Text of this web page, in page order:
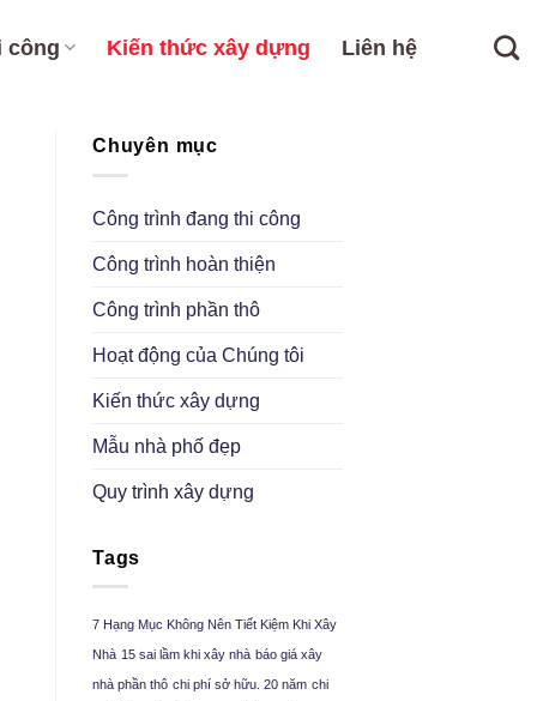
công Kiến thức xây dựng Liên hệ
Chuyên mục
Công trình đang thi công
Công trình hoàn thiện
Công trình phần thô
Hoạt động của Chúng tôi
Kiến thức xây dựng
Mẫu nhà phố đẹp
Quy trình xây dựng
Tags
7 Hạng Mục Không Nên Tiết Kiệm Khi Xây
Nhà 15 sai lầm khi xây nhà báo giá xây
nhà phần thô chi phí sở hữu. 20 năm chi